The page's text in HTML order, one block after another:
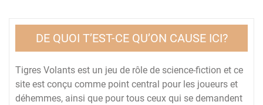
DE QUOI T’EST-CE QU’ON CAUSE ICI?
Tigres Volants est un jeu de rôle de science-fiction et ce
site est conçu comme point central pour les joueurs et
déhemmes, ainsi que pour tous ceux qui se demandent